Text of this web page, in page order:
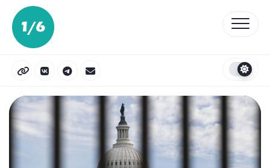
Перейти
содержанию